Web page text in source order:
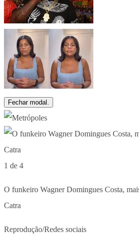
Fechar modal.
1 de 4
O funkeiro Wagner Domingues Costa,
Catra
Reprodução/Redes sociais